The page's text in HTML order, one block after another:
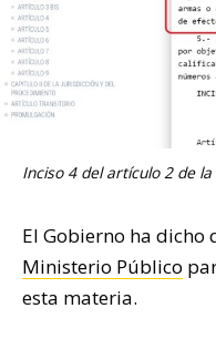
Inciso 4 del artículo 2 de
El Gobierno ha dicho
Ministerio Público
esta materia.